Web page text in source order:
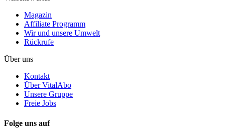
Magazin
Affiliate Programm
Wir und unsere Umwelt
Rückrufe
Über uns
Kontakt
Über VitalAbo
Unsere Gruppe
Freie Jobs
Folge uns auf